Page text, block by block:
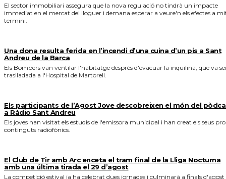
El sector immobiliari assegura que la nova regulació no tindrà un impacte
immediat en el mercat del lloguer i demana esperar a veure'n els efectes a
termini.
Una dona resulta ferida en l’incendi d’una cuina d’un pis a Sant
Andreu de la Barca
Els Bombers van ventilar l'habitatge després d'evacuar la inquilina, que va
traslladada a l'Hospital de Martorell.
Els participants de l’Agost Jove descobreixen el món del
a Ràdio Sant Andreu
Els joves han visitat els estudis de l'emissora municipal i han creat els seus
continguts radiofònics.
El Club de Tir amb Arc enceta el tram final de la Lliga Nocturna
amb una última tirada el 29 d’agost
La competició estival ja ha celebrat dues jornades i culminarà a finals d'agost